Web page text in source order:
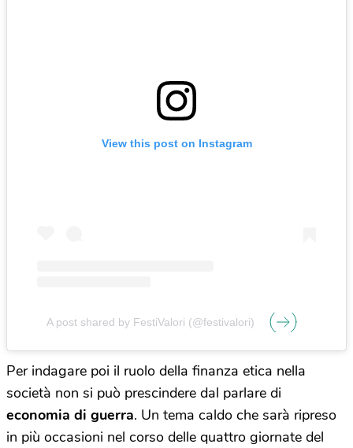
View this post on Instagram
A post shared by FestiValori (@festivalori)
Per indagare poi il ruolo della finanza etica nella
società non si può prescindere dal parlare di
economia di guerra. Un tema caldo che sarà ripreso
in più occasioni nel corso delle quattro giornate del